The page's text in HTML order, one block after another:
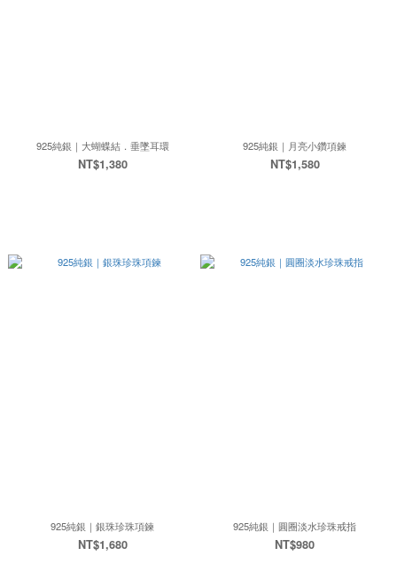
925純銀｜大蝴蝶結．垂墜耳環
NT$1,380
925純銀｜月亮小鑽項鍊
NT$1,580
925純銀｜銀珠珍珠項鍊
NT$1,680
925純銀｜圓圈淡水珍珠戒指
NT$980